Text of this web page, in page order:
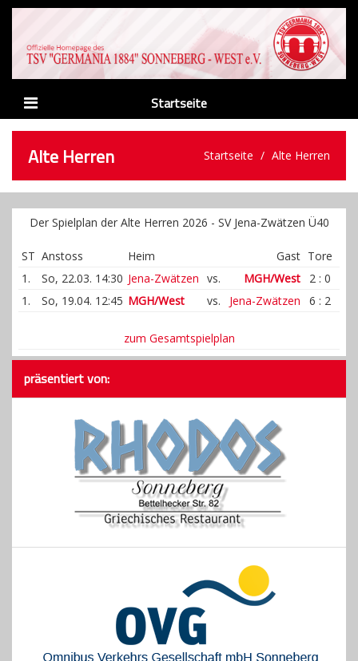
Startseite
News
Nachwuchs
Sponsoren
Links
Gästebuch
Kontakt
Alte Herren Startseite Alte Herren
Der Spielplan der Alte Herren 2026 - SV Jena-Zwätzen Ü40
ST Anstoss Heim Gast Tore
1.
So, 22.03. 14:30 Jena-Zwätzen vs. MGH/West
2 : 0
1.
So, 19.04. 12:45 MGH/West vs. Jena-Zwätzen 6 : 2
zum Gesamtspielplan
präsentiert von: